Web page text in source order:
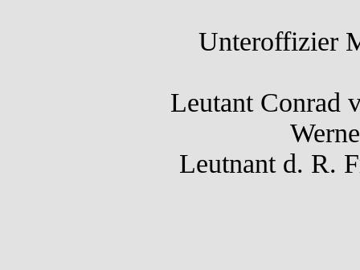
Unteroffizier
Leutant Conrad
Leutnant d. R.